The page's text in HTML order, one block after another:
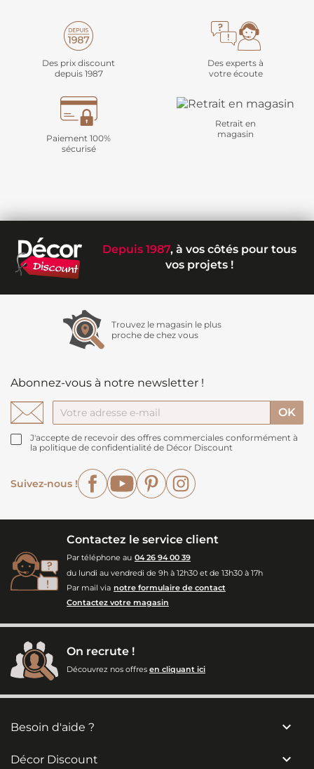
Des prix discount
depuis 1987
Des experts à
votre écoute
Paiement 100%
sécurisé
Retrait en
magasin
Depuis 1987, à vos côtés pour tous
vos projets !
Trouvez le magasin le plus
proche de chez vous
Abonnez-vous à notre newsletter !
J'accepte de recevoir des offres commerciales conformément à
la politique de confidentialité de Décor Discount
Suivez-nous !
FacebookYouTubePinterest
Contactez le service client
Par téléphone au 04 26 94 00 39
du lundi au vendredi de 9h à 12h30 et de 13h30 à 17h
Par mail via notre formulaire de contact
Contactez votre magasin
On recrute !
Découvrez nos offres en cliquant ici
Besoin d'aide ? 
Décor Discount 